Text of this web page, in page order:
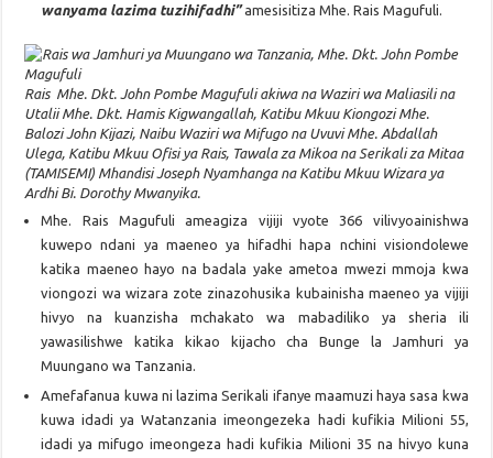
wanyama lazima tuzihifadhi”amesisitiza Mhe. Rais Magufuli.
Rais Mhe. Dkt. John Pombe Magufuli akiwa na Waziri wa Maliasili na
Utalii Mhe. Dkt. Hamis Kigwangallah, Katibu Mkuu Kiongozi Mhe.
Balozi John Kijazi, Naibu Waziri wa Mifugo na Uvuvi Mhe. Abdallah
Ulega, Katibu Mkuu Ofisi ya Rais, Tawala za Mikoa na Serikali za Mitaa
(TAMISEMI) Mhandisi Joseph Nyamhanga na Katibu Mkuu Wizara ya
Ardhi Bi. Dorothy Mwanyika.
Mhe. Rais Magufuli ameagiza vijiji vyote 366 vilivyoainishwa
kuwepo ndani ya maeneo ya hifadhi hapa nchini visiondolewe
katika maeneo hayo na badala yake ametoa mwezi mmoja kwa
viongozi wa wizara zote zinazohusika kubainisha maeneo ya vijiji
hivyo na kuanzisha mchakato wa mabadiliko ya sheria ili
yawasilishwe katika kikao kijacho cha Bunge la Jamhuri ya
Muungano wa Tanzania.
Amefafanua kuwa ni lazima Serikali ifanye maamuzi haya sasa kwa
kuwa idadi ya Watanzania imeongezeka hadi kufikia Milioni 55,
idadi ya mifugo imeongeza hadi kufikia Milioni 35 na hivyo kuna